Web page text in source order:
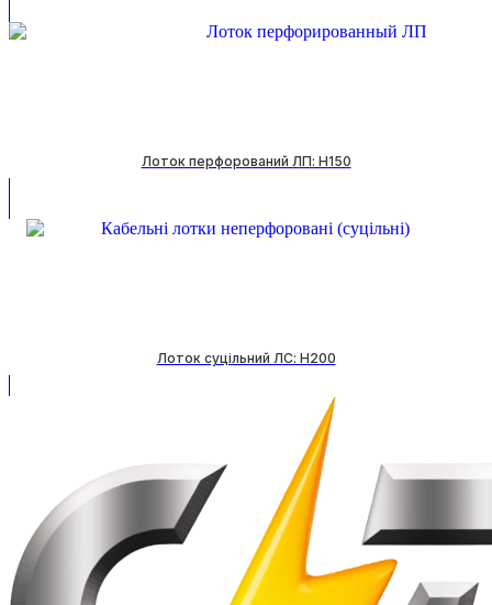
Лоток перфорований ЛП: H150
Лоток суцільний ЛС: H200